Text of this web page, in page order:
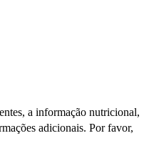
a informação nutricional,
adicionais. Por favor,